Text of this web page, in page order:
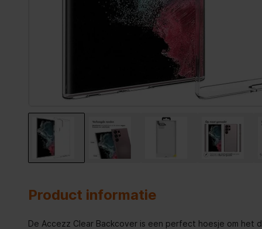
Product informatie
De Accezz Clear Backcover is een perfect hoesje om het